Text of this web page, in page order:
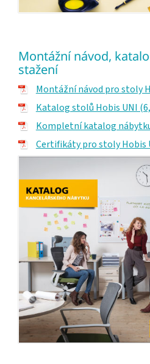
Montážní návod,
stažení
Montážní návod pro stoly
Katalog stolů Hobis UNI
Kompletní katalog
Certifikáty pro stoly Hobis